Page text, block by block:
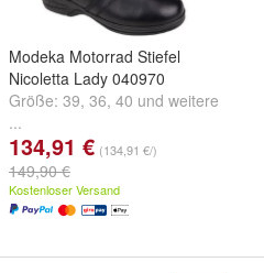
Modeka Motorrad Stiefel
Nicoletta Lady 040970
Größe: 39, 36, 40 und weitere
...
134,91 € (134,91 €/)
149,90 €
Kostenloser Versand